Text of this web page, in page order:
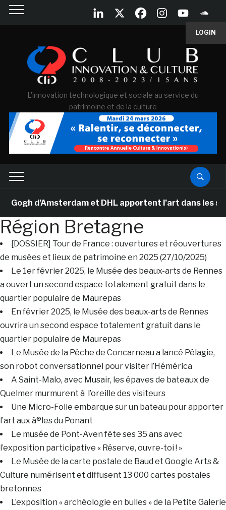
LOGIN
L'innovation technologique et sociale au service du
patrimoine et de la culture
d’Amsterdam et DHL apportent l’art dans les
Région Bretagne
[DOSSIER] Tour de France : ouvertures et réouvertures
de musées et lieux de patrimoine en 2025 (27/10/2025)
Le 1er février 2025, le Musée des beaux-arts de Rennes
a ouvert un second espace totalement gratuit dans le
quartier populaire de Maurepas
En février 2025, le Musée des beaux-arts de Rennes
ouvrira un second espace totalement gratuit dans le
quartier populaire de Maurepas
Le Musée de la Pêche de Concarneau a lancé Pélagie,
son robot conversationnel pour visiter l’Hémérica
A Saint-Malo, avec Musair, les épaves de bateaux de
Quelmer murmurent à l’oreille des visiteurs
Une Micro-Folie embarque sur un bateau pour apporter
l’art aux à®les du Ponant
Le musée de Pont-Aven fête ses 35 ans avec
l’exposition participative « Réserve, ouvre-toi ! »
Le Musée de la carte postale de Baud et Google Arts &
Culture numérisent et diffusent 13 000 cartes postales
bretonnes
L’exposition « archéologie en bulles » de la Petite Galerie